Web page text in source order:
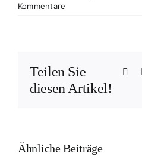
Kommentare
Teilen Sie
diesen Artikel!
Ähnliche Beiträge